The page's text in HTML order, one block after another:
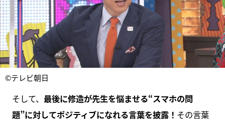
©テレビ朝日
そして、 最後に修造が先生を悩ませる“スマホの問
題”に対してポジティブになれる言葉を披露！ その言葉